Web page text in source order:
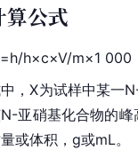
算公式
h×c×V/m×1 000
，X为试样中某一
亚硝基化合物的
或体积，g或mL。